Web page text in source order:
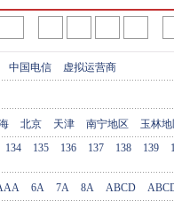
中国电信 虚拟运营商
北京 天津 南宁地区 玉林
134 135 136 137 138 139
6A 7A 8A ABCD